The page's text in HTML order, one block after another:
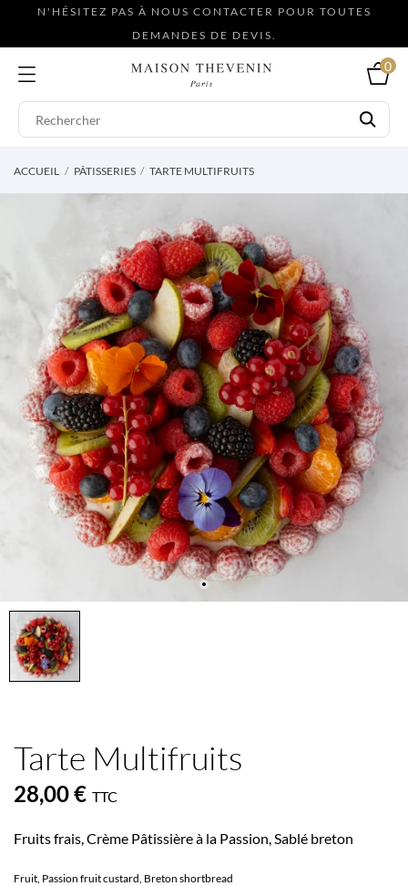
N'HÉSITEZ PAS À NOUS CONTACTER POUR TOUTES
DEMANDES DE DEVIS.
0
ACCUEIL PÂTISSERIES TARTE MULTIFRUITS
Tarte Multifruits
28,00 € TTC
Fruits frais, Crème Pâtissière à la Passion, Sablé breton
Fruit, Passion fruit custard, Breton shortbread